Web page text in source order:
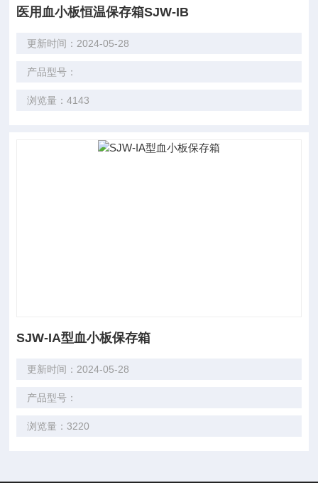
医用血小板恒温保存箱SJW-IB
更新时间：2024-05-28
产品型号：
浏览量：4143
SJW-IA型血小板保存箱
更新时间：2024-05-28
产品型号：
浏览量：3220